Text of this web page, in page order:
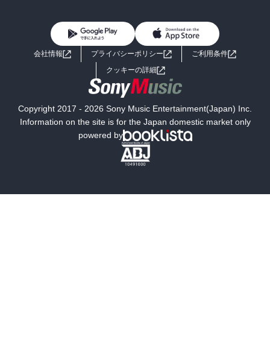
ライトノベル 男子向けラノベ
小説
海外小説
ミステリー SF
文学
よくあるご質問 お問い合わせ
会社情報 プライバシーポリシー
ご利用条件
クッキーの詳細
Copyright 2017 - 2026 Sony Music Entertainment(Japan) Inc.
Information on the site is for the Japan domestic market only
powered by